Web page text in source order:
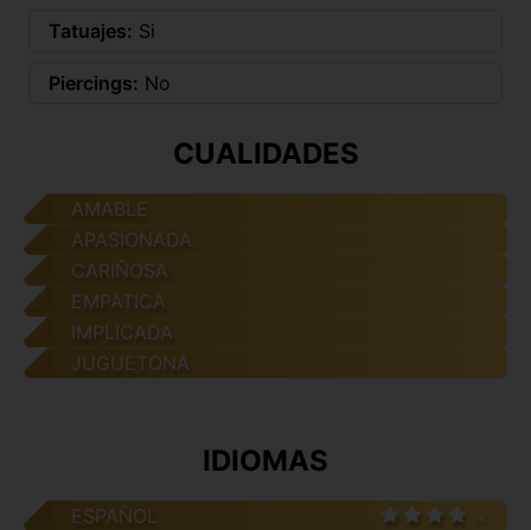
Tatuajes: Si
Piercings: No
CUALIDADES
AMABLE
APASIONADA
CARIÑOSA
EMPATICA
IMPLICADA
JUGUETONA
IDIOMAS
ESPAÑOL